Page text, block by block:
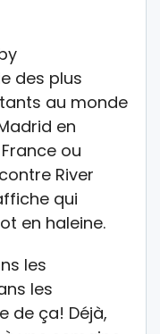
des plus
au monde
en
ou
River
qui
en haleine.
les
les
de ça! Déjà,